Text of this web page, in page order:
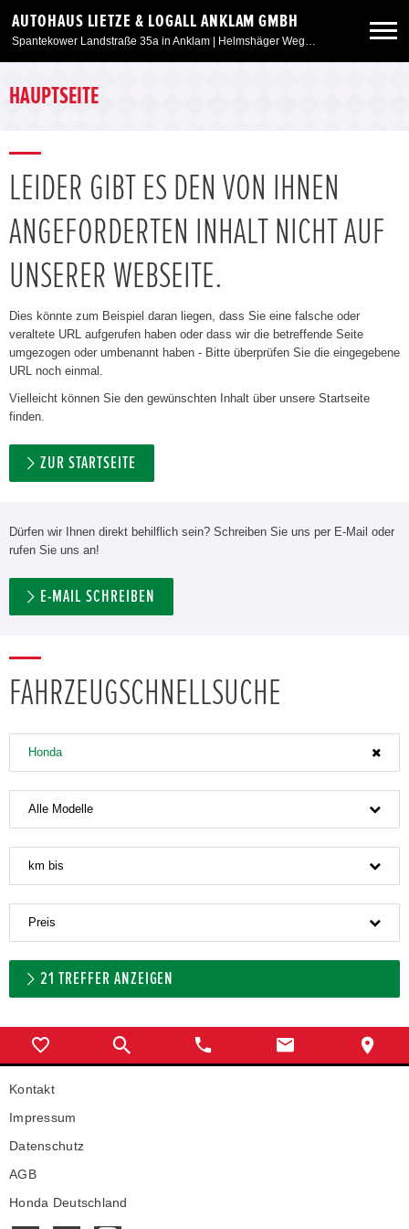
AUTOHAUS LIETZE & LOGALL ANKLAM GMBH
Spantekower Landstraße 35a in Anklam | Helmshäger Weg 6 in Weitenhagen/Greifswald
Neuwagen
Angebote
Unser Autohaus
HAUPTSEITE
LEIDER GIBT ES DEN VON IHNEN
ANGEFORDERTEN INHALT NICHT AUF
UNSERER WEBSEITE.
Dies könnte zum Beispiel daran liegen, dass Sie eine falsche oder
veraltete URL aufgerufen haben oder dass wir die betreffende Seite
umgezogen oder umbenannt haben - Bitte überprüfen Sie die eingegebene
URL noch einmal.
Vielleicht können Sie den gewünschten Inhalt über unsere Startseite
finden.
ZUR STARTSEITE
Dürfen wir Ihnen direkt behilflich sein? Schreiben Sie uns per E-Mail oder
rufen Sie uns an!
E-MAIL SCHREIBEN
FAHRZEUGSCHNELLSUCHE
Honda
Alle Modelle
km bis
Preis
21 TREFFER ANZEIGEN
Kontakt
Impressum
Datenschutz
AGB
Honda Deutschland